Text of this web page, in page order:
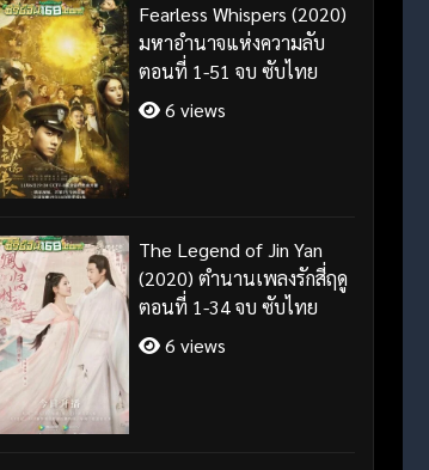
Fearless Whispers (2020)
มหาอำนาจแห่งความลับ
ตอนที่ 1-51 จบ ซับไทย
6 views
The Legend of Jin Yan
(2020) ตำนานเพลงรักสี่ฤดู
ตอนที่ 1-34 จบ ซับไทย
6 views